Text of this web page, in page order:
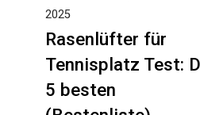
Rasenlüfter für
Tennisplatz Test: Die
Lara Hoffmann
November 19,